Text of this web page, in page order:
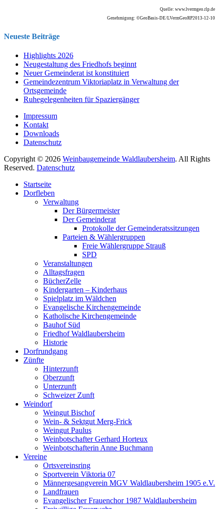
Quelle: www.lvermgeo.rlp.de
Genehmigung: ©GeoBasis-DE/LVermGeoRP2013-12-10
Neueste Beiträge
Highlights 2026
Neugestaltung des Friedhofs beginnt
Neuer Gemeinderat ist konstituiert
Gemeindezentrum Viktoriaplatz in Verwaltung der
Ortsgemeinde
Ruhegelegenheiten für Spaziergänger
Impressum
Kontakt
Downloads
Datenschutz
Copyright © 2026 Weinbaugemeinde Waldlaubersheim. All Rights
Reserved. Datenschutz
oben
scrollen
Startseite
Dorfleben
Verwaltung
Der Bürgermeister
Der Gemeinderat
Protokolle der Gemeinderatssitzungen
Parteien & Wählergruppen
Freie Wählergruppe Strauß
SPD
Veranstaltungen
Alltagsfragen
BücherZelle
Kindergarten – Kinderhaus
Spielplatz im Wäldchen
Evangelische Kirchengemeinde
Katholische Kirchengemeinde
Bauhof Süd
Friedhof Waldlaubersheim
Historie
Dorfrundgang
Zünfte
Hinterzunft
Oberzunft
Unterzunft
Schweizer Zunft
Weindorf
Weingut Bischof
Wein- & Sektgut Merg-Frick
Weingut Paulus
Weinbotschafter Gerhard Horteux
Weinbotschafterin Anne Buchmann
Vereine
Ortsvereinsring
Sportverein Viktoria 07
Männergesangverein MGV Waldlaubersheim 1905 e.V.
Landfrauen
Evangelischer Frauenchor 1987 Waldlaubersheim